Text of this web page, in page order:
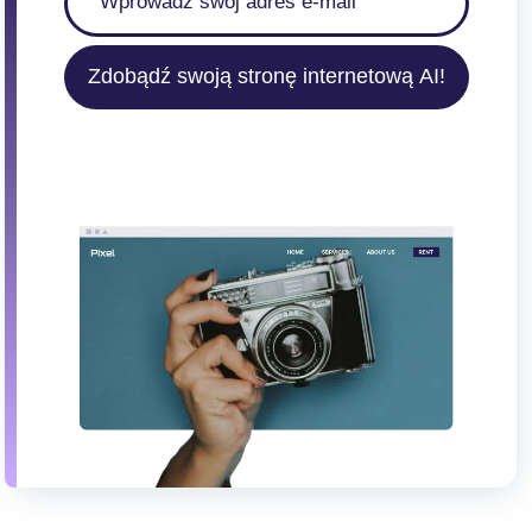
Zdobądź swoją stronę internetową AI!